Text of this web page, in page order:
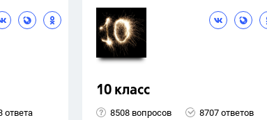
ответа
10 класс
8508 вопросов 8707 ответов